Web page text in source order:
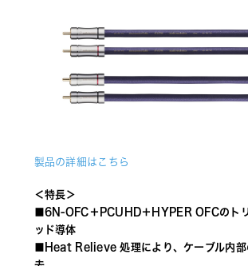
製品の詳細はこちら
＜特長＞
■6N-OFC＋PCUHD＋HYPER OFCのトリ
ッド導体
■Heat Relieve 処理により、ケーブル内部